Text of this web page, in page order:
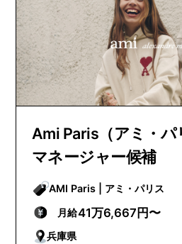
Ami Paris（アミ・
マネージャー候補
AMI Paris | アミ・パリス
月給41万6,667円〜
兵庫県